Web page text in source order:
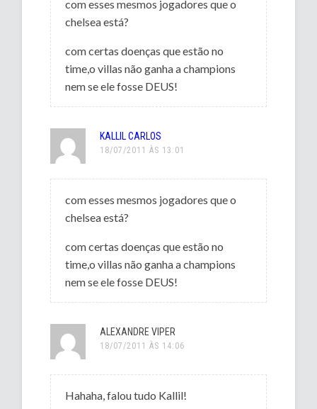
com esses mesmos jogadores que o
chelsea está?
com certas doenças que estão no
time,o villas não ganha a champions
nem se ele fosse DEUS!
KALLIL CARLOS
18/07/2011 ÀS 13:01
com esses mesmos jogadores que o
chelsea está?
com certas doenças que estão no
time,o villas não ganha a champions
nem se ele fosse DEUS!
ALEXANDRE VIPER
18/07/2011 ÀS 14:06
Hahaha, falou tudo Kallil!